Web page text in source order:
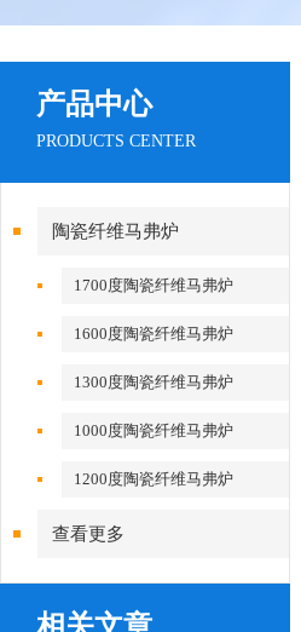
产品中心
PRODUCTS CENTER
陶瓷纤维马弗炉
1700度陶瓷纤维马弗炉
1600度陶瓷纤维马弗炉
1300度陶瓷纤维马弗炉
1000度陶瓷纤维马弗炉
1200度陶瓷纤维马弗炉
查看更多